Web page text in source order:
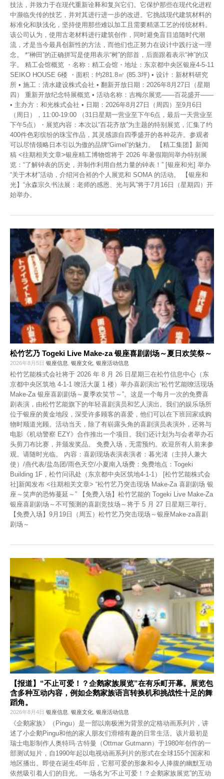
技法，并致力于在现代重新诠释和复兴它们。它保护那些在现代化进程
中濒临失传的技艺，并对其进行进一步的改进。它挑战现代建筑材料的
标准化和肤浅化，坚持使用那些难以加工且需要精湛工艺的传统材料。
该公司认为，使用古老材料进行建筑创作，同时避免盲目追随时代潮
流，才是当今最具创新性的方法，而他们也正努力在设计中践行这一理
念。 *“榊田”的正确拼写是使用表示“树”的部首，后面跟着表示“神”的汉
字。 精工会馆概览 ・名称：精工会馆・地址：东京都中央区银座4-5-11
SEIKO HOUSE 6楼 ・面积：约281.8㎡ (85.3坪) • 设计：新材料研究
所 • 施工：清水建设株式会社 • 翻新开放日期：2026年8月27日（星期
四） 重新开放纪念特展概览 • 活动名称：吉梅尔展览——百花盛开——
• 主办方：和光株式会社 • 日期：2026年8月27日（周四）至9月6日
（周日），11:00-19:00 （31日星期一营业至下午6点，最后一天营业至
下午5点）・展览内容：本次以“百花齐放”为主题的特别展览，汇集了约
400件色彩缤纷的珠宝作品，其灵感源自四季盛开的各种花卉。参观者
可以尽情领略日本引以为傲的品牌“Gimel”的魅力。 【精工集团】新闻
稿 <往期相关文章>银座精工博物馆将于 2026 年暑假期间举办特别展
览：“了解钟表的历史，并制作利用自然力量的钟表！” [银座和光] 举办
“关于木材”活动，介绍河合裕的个人展览和 SOMA 的活动。 【银座和
光】“永森宗久书法展：老师的感恩、光与风”将于7月16日（星期四）开
始举办。
松竹艺乃 Togeki Live Make-za 银座喜剧剧场～夏日欢笑祭～
2026年8月5日 银座信息, 银座文化, 银座活动信息
松竹艺能株式会社将于 2026 年 8 月 26 日星期三在松竹信息中心（东
京都中央区筑地 4-1-1 嘹活大厦 1 楼）举办喜剧演出“松竹艺能嘹活现场
Make-Za 银座喜剧剧场～夏季欢笑节～”。这是一个每月一次的免费喜
剧表演，由松竹艺能旗下的年轻喜剧演员和艺人演出。我们的娱乐场所
位于银座的黄金地段，深受许多顾客的喜爱，他们可以在下班回家或购
物时顺道光顾。活动当天，除了有崭露头角的喜剧演员表演外，还将与
电影《机动警察 EZY》合作推出一个项目。我们还计划为与会者举办石
头剪刀布比赛，并颁发奖品。 免费入场，无需预约。欢迎所有人前来参
观。请随时光临。 内容：喜剧现场表演表演者：暮光渚（主持人兼大
使）/燕代表/盐岛团/雨色天空/小夏南入场费：免费地点：Togeki
Building 1F，松竹问讯处（东京都中央区筑地4-1-1） [松竹艺能株式会
社]新闻发布 <往期相关文章> “松竹艺乃突击现场 Make-Za 喜剧剧场 银
座～笑声的恐怖蔓延～” 【免费入场】松竹艺能的 Togeki Live Make-Za
银座喜剧剧场～不可预测的喜剧竞技场～将于 5 月 27 日星期三举行。
【免费入场】9月19日（周五）松竹艺乃突击现场～银座Make-za喜剧
剧场～
【报道】“不止可爱！？企鹅家族展览”在有乐町开幕。展览包
含多种互动内容，例如企鹅家族语言转换机和挑战性十足的舞
蹈角。
2026年8月4日 银座信息 银座文化 银座活动信息
《企鹅家族》（Pingu）是一部以南极洲为背景的定格动画系列片，讲
述了小企鹅Pingu和他的家人朋友们滑稽有趣的日常生活。该片最初是
瑞士电影制作人奥特玛·古特曼（Ottmar Gutmann）于1980年创作的一
部测试短片，自1990年起以电视动画系列片的形式在全球155个国家和
地区播出。即使在诞生45年后，它那可爱的形象和令人捧腹的幽默互动
依然吸引着人们的目光。 一场名为“不止可爱！？企鹅家族展览”的互动